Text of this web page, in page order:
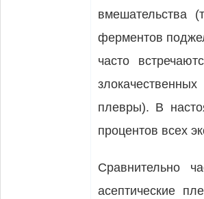
вмешательства
ферментов
часто
плевры). В
процентов всех
Сравнительно
асептические